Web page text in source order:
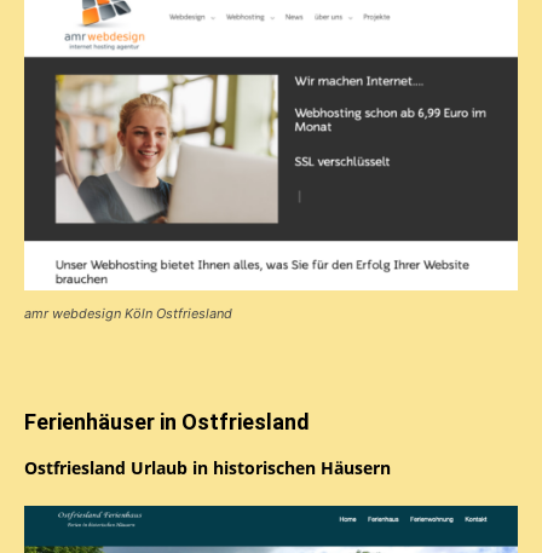
amr webdesign Köln Ostfriesland
Ferienhäuser in Ostfriesland
Ostfriesland Urlaub in historischen Häusern